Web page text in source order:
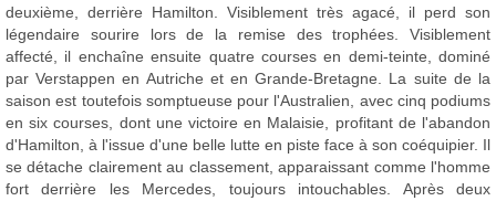
deuxième, derrière Hamilton. Visiblement très agacé, il perd son
légendaire sourire lors de la remise des trophées. Visiblement
affecté, il enchaîne ensuite quatre courses en demi-teinte, dominé
par Verstappen en Autriche et en Grande-Bretagne. La suite de la
saison est toutefois somptueuse pour l'Australien, avec cinq podiums
en six courses, dont une victoire en Malaisie, profitant de l'abandon
d'Hamilton, à l'issue d'une belle lutte en piste face à son coéquipier. Il
se détache clairement au classement, apparaissant comme l'homme
fort derrière les Mercedes, toujours intouchables. Après deux